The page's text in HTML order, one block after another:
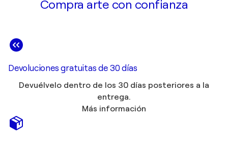
Compra arte con confianza
Devoluciones gratuitas de 30 días
Devuélvelo dentro de los 30 días posteriores a la
entrega.
Más información